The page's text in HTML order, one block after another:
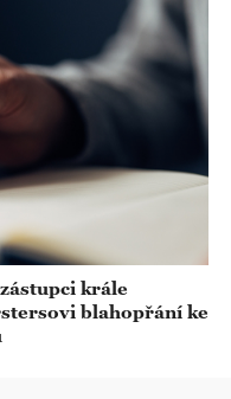
krále
blahopřání ke